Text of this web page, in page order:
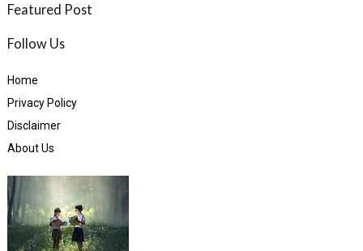
Featured Post
Follow Us
Home
Privacy Policy
Disclaimer
About Us